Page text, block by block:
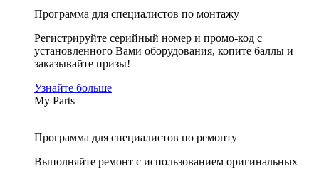
Программа для специалистов по монтажу
Регистрируйте серийный номер и промо-код с
установленного Вами оборудования, копите баллы и
заказывайте призы!
Узнайте больше
My Parts
Программа для специалистов по ремонту
Выполняйте ремонт с использованием оригинальных